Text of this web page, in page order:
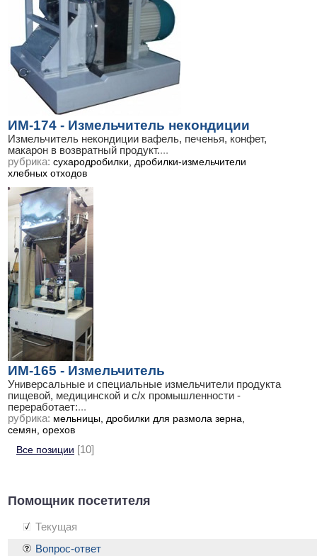
ИМ-174 - Измельчитель некондиции
Измельчитель некондиции вафель, печенья, конфет,
макарон в возвратный продукт....
рубрика: сухародробилки, дробилки-измельчители
хлебных отходов
ИМ-165 - Измельчитель
Универсальные и специальные измельчители продукта
пищевой, медицинской и с/х промышленности -
переработает:...
рубрика: мельницы, дробилки для размола зерна,
семян, орехов
Все позиции [10]
Помощник посетителя
Текущая
Вопрос-ответ